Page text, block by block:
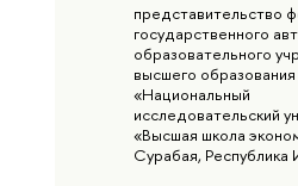
представительство
государственного
образовательного
высшего образования
«Национальный
исследовательский
«Высшая школа
Сурабая, Республика